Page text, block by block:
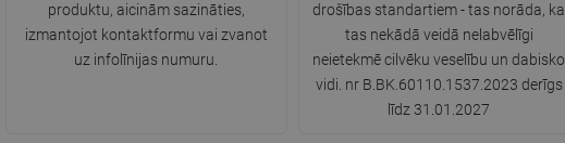
produktu, aicinām sazināties,
izmantojot kontaktformu vai zvanot
uz infolīnijas numuru.
drošības standartiem - tas norāda, ka
tas nekādā veidā nelabvēlīgi
neietekmē cilvēku veselību un dabisko
vidi. nr B.BK.60110.1537.2023 derīgs
līdz 31.01.2027